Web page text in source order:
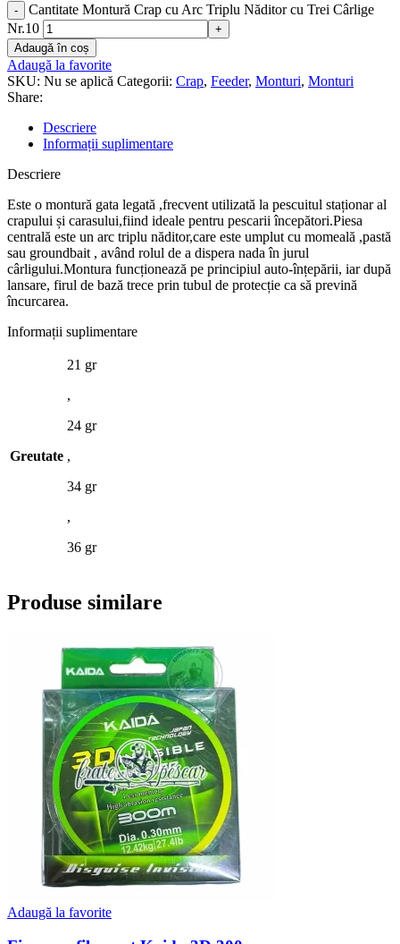
Cantitate Montură Crap cu Arc Triplu Năditor cu Trei Cârlige
Nr.10
Adaugă în coș
Adaugă la favorite
SKU: Nu se aplică Categorii: Crap, Feeder, Monturi, Monturi
Share:
Descriere
Informații suplimentare
Descriere
Este o montură gata legată ,frecvent utilizată la pescuitul staționar al
crapului și carasului,fiind ideale pentru pescarii începători.Piesa
centrală este un arc triplu năditor,care este umplut cu momeală ,pastă
sau groundbait , având rolul de a dispera nada în jurul
cârligului.Montura funcționează pe principiul auto-înțepării, iar după
lansare, firul de bază trece prin tubul de protecție ca să prevină
încurcarea.
Informații suplimentare
Greutate
21 gr
,
24 gr
,
34 gr
,
36 gr
Produse similare
Adaugă la favorite